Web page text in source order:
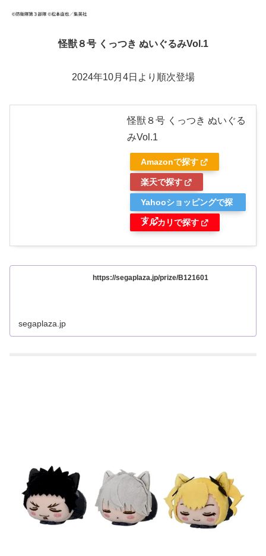
怪獣８号 くっつき ぬいぐるみVol.1
2024年10月4日より順次登場
怪獣８号 くっつき ぬいぐる
みVol.1
Amazonで探す
楽天で探す
Yahooショッピングで探
す
メルカリで探す
https://segaplaza.jp/prize/B121601
segaplaza.jp